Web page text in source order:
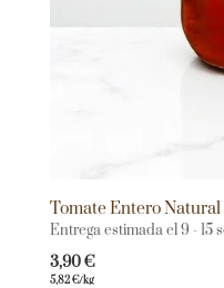
Tomate Entero Natural
Entrega estimada el 9 - 15
3,90€
5,82€/kg